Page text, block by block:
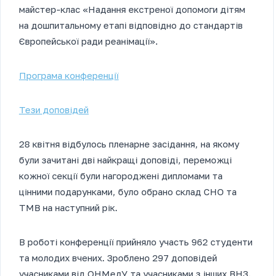
майстер-клас «Надання екстреної допомоги дітям
на дошпитальному етапі відповідно до стандартів
Європейської ради реанімації».
Програма конференції
Тези доповідей
28 квітня відбулось пленарне засідання, на якому
були зачитані дві найкращі доповіді, переможці
кожної секції були нагороджені дипломами та
цінними подарунками, було обрано склад СНО та
ТМВ на наступний рік.
В роботі конференції прийняло участь 962 студенти
та молодих вчених. Зроблено 297 доповідей
учасниками від ОНМедУ та учасниками з інших ВНЗ.